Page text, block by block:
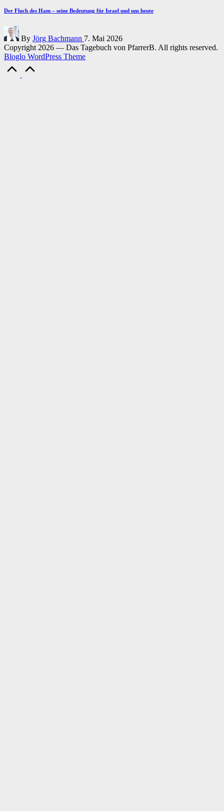
Der Fluch des Ham – seine Bedeutung für Israel und uns heute
Posted
by
By Jörg Bachmann 7. Mai 2026
Copyright 2026 — Das Tagebuch von PfarrerB. All rights reserved.
Bloglo WordPress Theme